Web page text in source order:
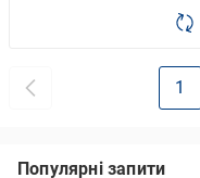
1
Популярні запити